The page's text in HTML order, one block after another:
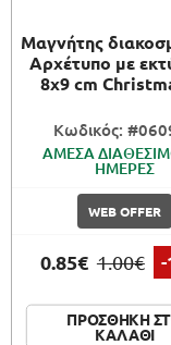
Μαγνήτης
Αρχέτυπο με
8x9 cm
Κωδικός:
ΑΜΕΣΑ
ΗΜΕΡΕΣ
WEB OFFER
0.85€ 1.00€ -
ΠΡΟΣΘΗΚΗ
ΚΑΛΑΘΙ